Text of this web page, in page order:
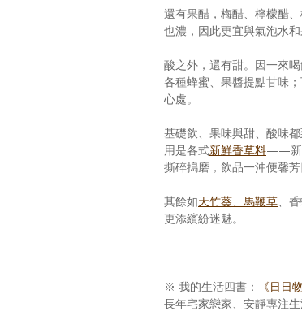
還有果醋，梅醋、檸檬醋
也濃，因此更宜與氣泡水
酸之外，還有甜。因一來
各種蜂蜜、果醬提點甘味
心處。
基礎飲、果味與甜、酸味
用是各式新鮮香草料——新
撕碎搗磨，飲品一沖便馨芳
其餘如天竹葵、馬鞭草、
更添繽紛迷魅。
※ 我的生活四書： 《日日
長年宅家戀家、安靜專注